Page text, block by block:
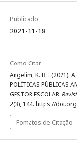
Publicado
2021-11-18
Como Citar
Angelim, K. B. . (2021).
POLÍTICAS PÚBLICAS
GESTOR ESCOLAR.
2(3), 144. https://
Fomatos de Citação